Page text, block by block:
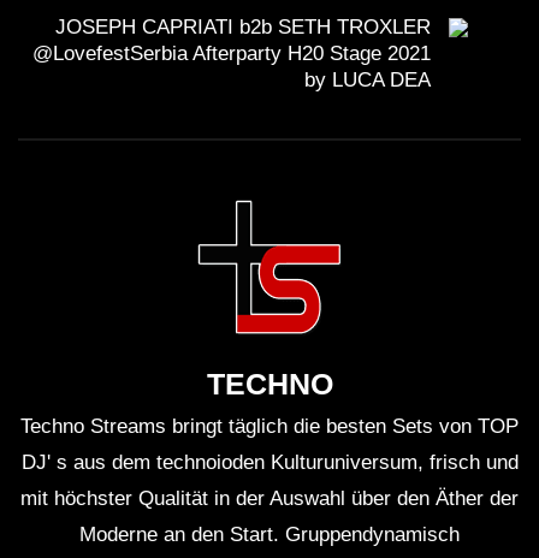
JOSEPH CAPRIATI b2b SETH TROXLER
@LovefestSerbia Afterparty H20 Stage 2021
by LUCA DEA
TECHNO
Techno Streams bringt täglich die besten Sets von TOP
DJ' s aus dem technoioden Kulturuniversum, frisch und
mit höchster Qualität in der Auswahl über den Äther der
Moderne an den Start. Gruppendynamisch